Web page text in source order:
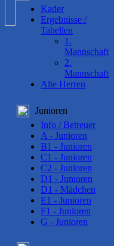
Kader
Ergebnisse /
Tabellen
1.
Mannschaft
2.
Mannschaft
Alte Herren
Junioren
Info / Betreuer
A - Junioren
B1 - Junioren
C1 - Junioren
C2 - Junioren
D1 - Junioren
D1 - Mädchen
E1 - Junioren
F1 - Junioren
G - Junioren